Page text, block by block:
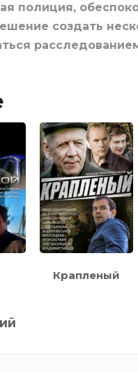
полиция,
создать
Крапленый